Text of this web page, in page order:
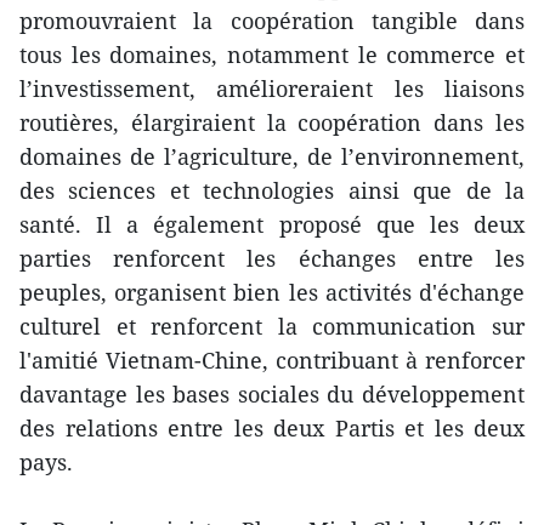
promouvraient la coopération tangible dans
tous les domaines, notamment le commerce et
l’investissement, amélioreraient les liaisons
routières, élargiraient la coopération dans les
domaines de l’agriculture, de l’environnement,
des sciences et technologies ainsi que de la
santé. Il a également proposé que les deux
parties renforcent les échanges entre les
peuples, organisent bien les activités d'échange
culturel et renforcent la communication sur
l'amitié Vietnam-Chine, contribuant à renforcer
davantage les bases sociales du développement
des relations entre les deux Partis et les deux
pays.